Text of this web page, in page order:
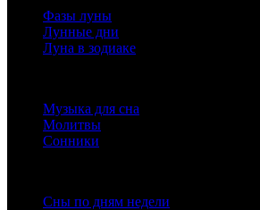
Фазы луны
Лунные дни
Луна в зодиаке
Музыка для сна
Молитвы
Сонники
Сны по дням недели